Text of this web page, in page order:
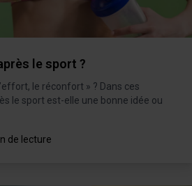
le sport ?
le réconfort » ? Dans ces
le sport est-elle une bonne idée ou
de lecture